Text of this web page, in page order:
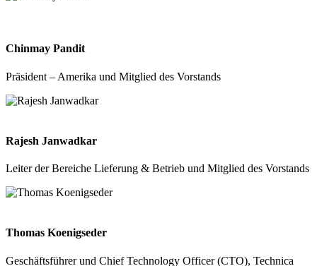
Chinmay Pandit
Präsident – Amerika und Mitglied des Vorstands
Rajesh Janwadkar
Leiter der Bereiche Lieferung & Betrieb und Mitglied des Vorstands
Thomas Koenigseder
Geschäftsführer und Chief Technology Officer (CTO), Technica